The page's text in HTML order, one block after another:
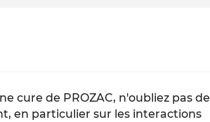
cure de PROZAC, n'oubliez pas de
en particulier sur les interactions